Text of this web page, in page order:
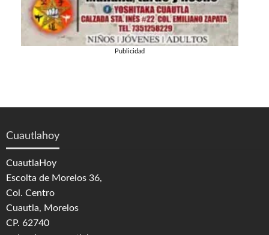
Publicidad
Cuautlahoy
CuautlaHoy
Escolta de Morelos 36,
Col. Centro
Cuautla, Morelos
CP. 62740